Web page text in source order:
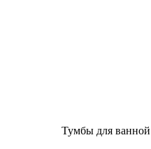
Тумбы для ванной